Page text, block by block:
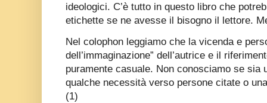
ideologici. C’è tutto in questo libro che
etichette se ne avesse il bisogno il lettore.
Nel colophon leggiamo che la vicenda e
dell’immaginazione” dell’autrice e il
puramente casuale. Non conosciamo se sia
qualche necessità verso persone citate o
(1)